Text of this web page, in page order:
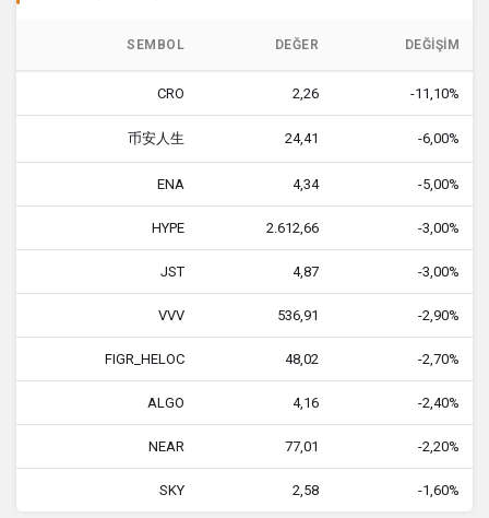
SEMBOL DEĞER DEĞIŞIM
CRO 2,26 -11,10%
币安人生 24,41 -6,00%
ENA 4,34 -5,00%
HYPE 2.612,66 -3,00%
JST 4,87 -3,00%
VVV 536,91 -2,90%
FIGR_HELOC 48,02 -2,70%
ALGO 4,16 -2,40%
NEAR 77,01 -2,20%
SKY 2,58 -1,60%